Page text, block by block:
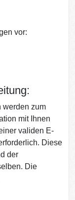
vor:
werden zum
mit Ihnen
validen E-
Diese
der
Die